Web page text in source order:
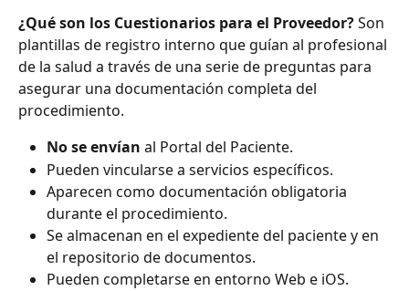
¿Qué son los Cuestionarios para el Proveedor? Son
plantillas de registro interno que guían al profesional
de la salud a través de una serie de preguntas para
asegurar una documentación completa del
procedimiento.
No se envían al Portal del Paciente.
Pueden vincularse a servicios específicos.
Aparecen como documentación obligatoria
durante el procedimiento.
Se almacenan en el expediente del paciente y en
el repositorio de documentos.
Pueden completarse en entorno Web e iOS.